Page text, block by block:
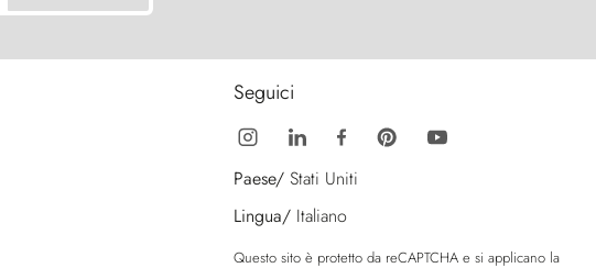
Seguici
Paese/ Stati Uniti
Lingua/ Italiano
Questo sito è protetto da reCAPTCHA e si applicano la